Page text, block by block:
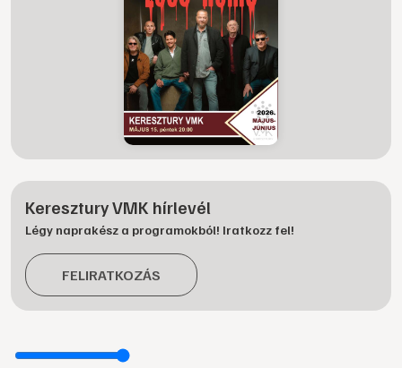
Keresztury VMK hírlevél
Légy naprakész a programokból! Iratkozz fel!
FELIRATKOZÁS